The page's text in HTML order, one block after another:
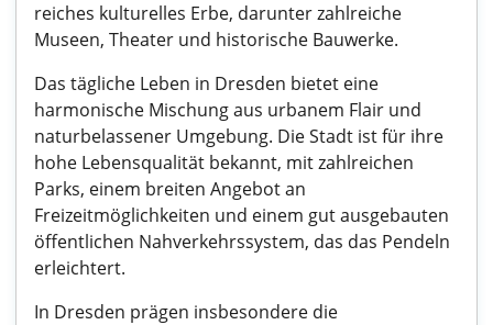
reiches kulturelles Erbe, darunter zahlreiche
Museen, Theater und historische Bauwerke.
Das tägliche Leben in Dresden bietet eine
harmonische Mischung aus urbanem Flair und
naturbelassener Umgebung. Die Stadt ist für ihre
hohe Lebensqualität bekannt, mit zahlreichen
Parks, einem breiten Angebot an
Freizeitmöglichkeiten und einem gut ausgebauten
öffentlichen Nahverkehrssystem, das das Pendeln
erleichtert.
In Dresden prägen insbesondere die